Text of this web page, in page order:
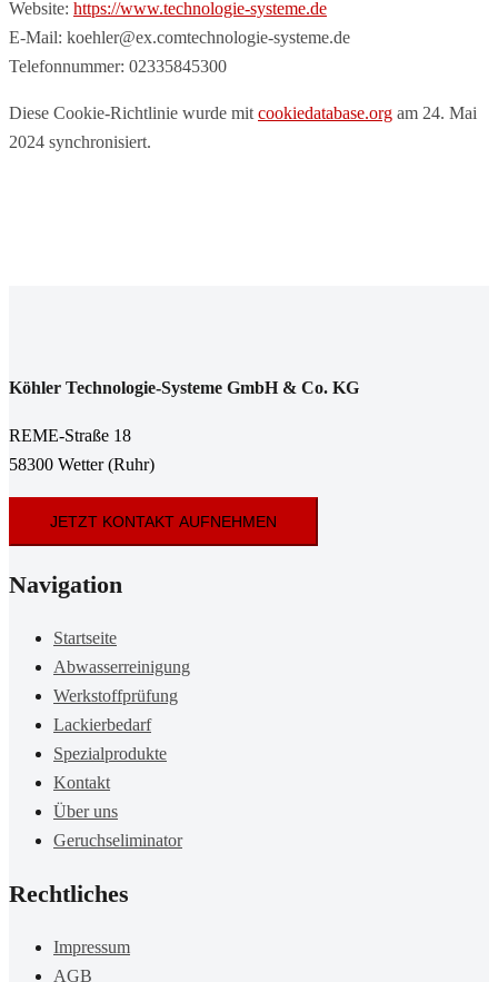
Website: https://www.technologie-systeme.de
E-Mail: koehler@ex.comtechnologie-systeme.de
Telefonnummer: 02335845300
Diese Cookie-Richtlinie wurde mit cookiedatabase.org am 24. Mai
2024 synchronisiert.
Köhler Technologie-Systeme GmbH & Co. KG
REME-Straße 18
58300 Wetter (Ruhr)
JETZT KONTAKT AUFNEHMEN
Navigation
Startseite
Abwasserreinigung
Werkstoffprüfung
Lackierbedarf
Spezialprodukte
Kontakt
Über uns
Geruchseliminator
Rechtliches
Impressum
AGB